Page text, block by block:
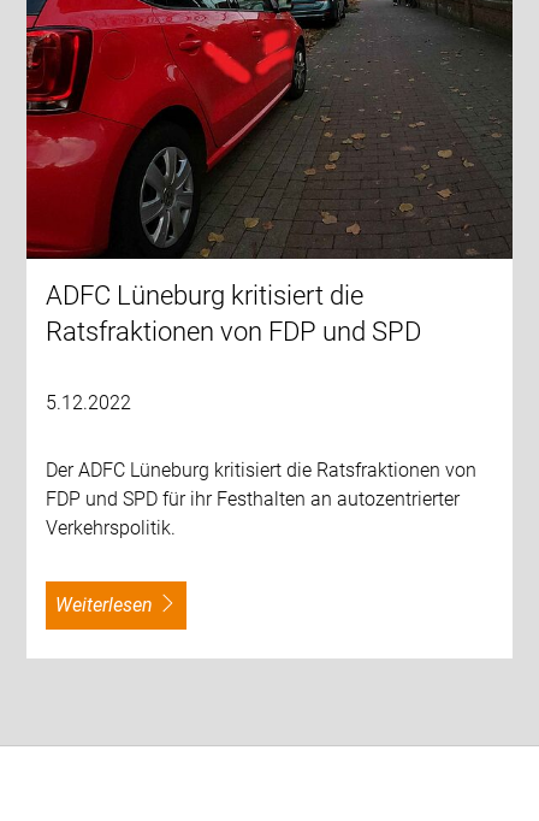
ADFC Lüneburg kritisiert die
Ratsfraktionen von FDP und SPD
5.12.2022
Der ADFC Lüneburg kritisiert die Ratsfraktionen von
FDP und SPD für ihr Festhalten an autozentrierter
Verkehrspolitik.
weiterlesen